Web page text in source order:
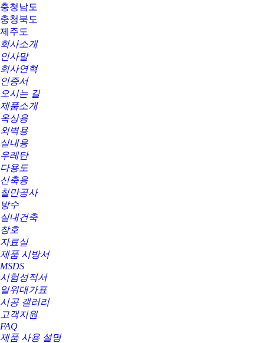
충청남도
충청북도
제주도
회사소개
인사말
회사연혁
인증서
오시는 길
제품소개
옥상용
외벽용
실내용
우레탄
다용도
신축용
칠만공사
방수
실내건축
창호
자료실
제품 시방서
MSDS
시험성적서
일위대가표
시공 갤러리
고객지원
FAQ
제품 사용 설명